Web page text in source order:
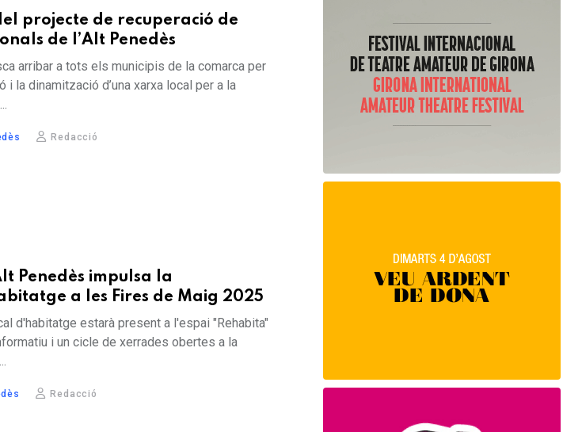
projecte de recuperació de
de l’Alt Penedès
arribar a tots els municipis de la comarca per
la dinamització d’una xarxa local per a la
Redacció
Penedès impulsa la
a les Fires de Maig 2025
d'habitatge estarà present a l'espai "Rehabita"
i un cicle de xerrades obertes a la
Redacció